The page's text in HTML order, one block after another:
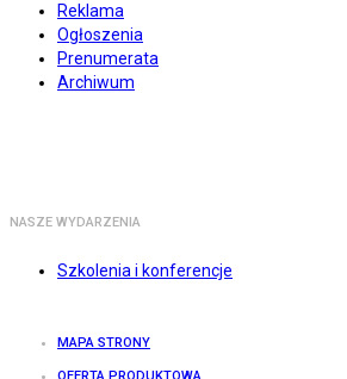
Reklama
Ogłoszenia
Prenumerata
Archiwum
NASZE WYDARZENIA
Szkolenia i konferencje
MAPA STRONY